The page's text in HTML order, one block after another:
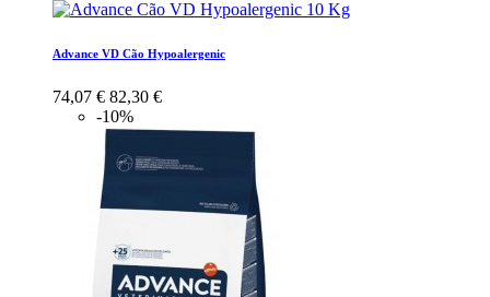
Advance VD Cão Hypoalergenic
74,07 € 82,30 €
-10%